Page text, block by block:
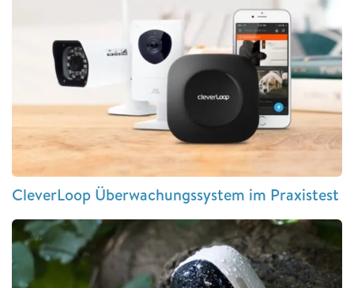
CleverLoop Überwachungssystem im Praxistest